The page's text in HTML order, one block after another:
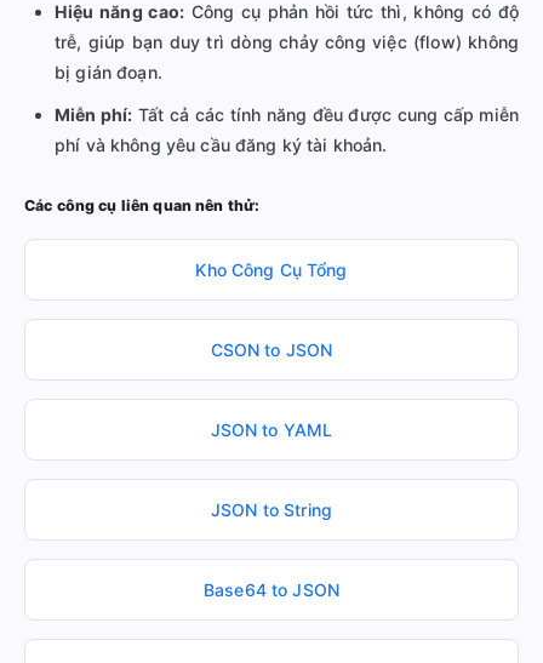
Hiệu năng cao: Công cụ phản hồi tức thì, không có độ
trễ, giúp bạn duy trì dòng chảy công việc (flow) không
bị gián đoạn.
Miễn phí: Tất cả các tính năng đều được cung cấp miễn
phí và không yêu cầu đăng ký tài khoản.
Các công cụ liên quan nên thử:
Kho Công Cụ Tổng
CSON to JSON
JSON to YAML
JSON to String
Base64 to JSON